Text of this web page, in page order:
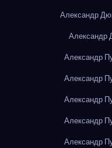
Александр
Александр
Александр
Александр
Александр
Александр
Александр